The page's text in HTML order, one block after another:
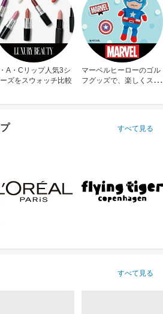
A・Cリップ人気3シ
ズをスウォッチ比較
マーベルヒーローのゴル
フグッズで、楽しくスコ
すべて見る
すべて見る